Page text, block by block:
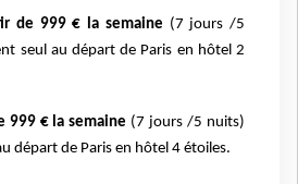
de 999 € la semaine (7 jours /5
seul au départ de Paris en hôtel 2
999 € la semaine (7 jours /5 nuits)
départ de Paris en hôtel 4 étoiles.